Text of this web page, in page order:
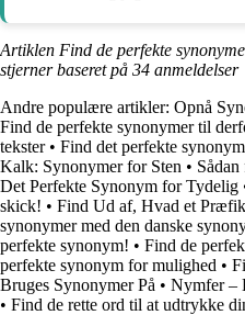
Artiklen Find de perfekte
stjerner baseret på 34 anmeldelser
Andre populære artikler: Opnå
Find de perfekte synonymer til
tekster• Find det perfekte
Kalk: Synonymer for Sten •
Det Perfekte Synonym for Tydelig
skick! • Find Ud af, Hvad et
synonymer med den danske
perfekte synonym! • Find de
perfekte synonym for mulighed •
Bruges Synonymer På • Nymfer –
• Find de rette ord til at udtrykke